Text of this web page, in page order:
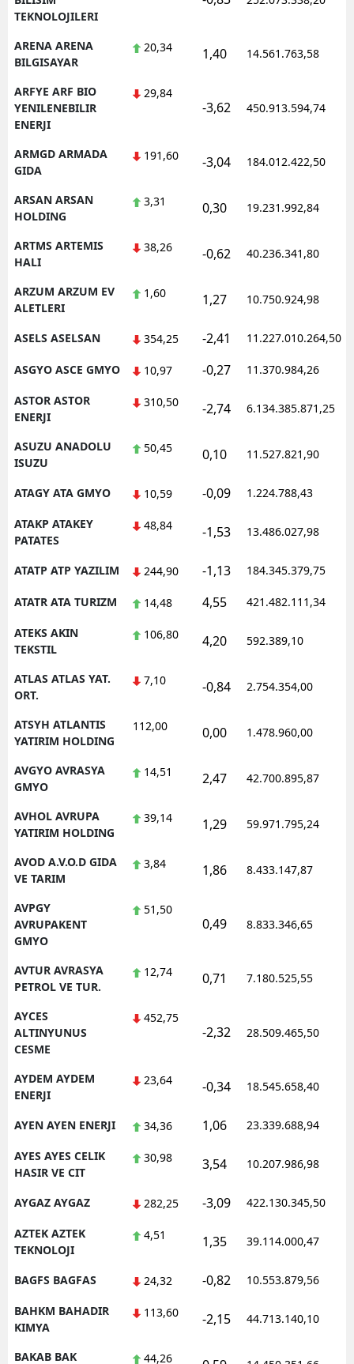
TEKNOLOJILERI
ARENA ARENA
BILGISAYAR
20,34 1,40 14.561.763,58
ARFYE ARF BIO
YENILENEBILIR
ENERJI
29,84
-3,62 450.913.594,74
ARMGD ARMADA
GIDA
191,60 -3,04 184.012.422,50
ARSAN ARSAN
HOLDING
3,31 0,30 19.231.992,84
ARTMS ARTEMIS
HALI
38,26 -0,62 40.236.341,80
ARZUM ARZUM EV
ALETLERI
1,60 1,27 10.750.924,98
ASELS ASELSAN 354,25 -2,41 11.227.010.264,50
ASGYO ASCE GMYO 10,97 -0,27 11.370.984,26
ASTOR ASTOR
ENERJI
310,50 -2,74 6.134.385.871,25
ASUZU ANADOLU
ISUZU
50,45 0,10 11.527.821,90
ATAGY ATA GMYO 10,59 -0,09 1.224.788,43
ATAKP ATAKEY
PATATES
48,84 -1,53 13.486.027,98
ATATP ATP YAZILIM 244,90 -1,13 184.345.379,75
ATATR ATA TURIZM 14,48 4,55 421.482.111,34
ATEKS AKIN
TEKSTIL
106,80 4,20 592.389,10
ATLAS ATLAS YAT.
ORT.
7,10 -0,84 2.754.354,00
ATSYH ATLANTIS
YATIRIM HOLDING
112,00 0,00 1.478.960,00
AVGYO AVRASYA
GMYO
14,51 2,47 42.700.895,87
AVHOL AVRUPA
YATIRIM HOLDING
39,14 1,29 59.971.795,24
AVOD A.V.O.D GIDA
VE TARIM
3,84 1,86 8.433.147,87
AVPGY
AVRUPAKENT
GMYO
51,50
0,49 8.833.346,65
AVTUR AVRASYA
PETROL VE TUR.
12,74 0,71 7.180.525,55
AYCES
ALTINYUNUS
CESME
452,75
-2,32 28.509.465,50
AYDEM AYDEM
ENERJI
23,64 -0,34 18.545.658,40
AYEN AYEN ENERJI 34,36 1,06 23.339.688,94
AYES AYES CELIK
HASIR VE CIT
30,98 3,54 10.207.986,98
AYGAZ AYGAZ 282,25 -3,09 422.130.345,50
AZTEK AZTEK
TEKNOLOJI
4,51 1,35 39.114.000,47
BAGFS BAGFAS 24,32 -0,82 10.553.879,56
BAHKM BAHADIR
KIMYA
113,60 -2,15 44.713.140,10
BAKAB BAK
44,26